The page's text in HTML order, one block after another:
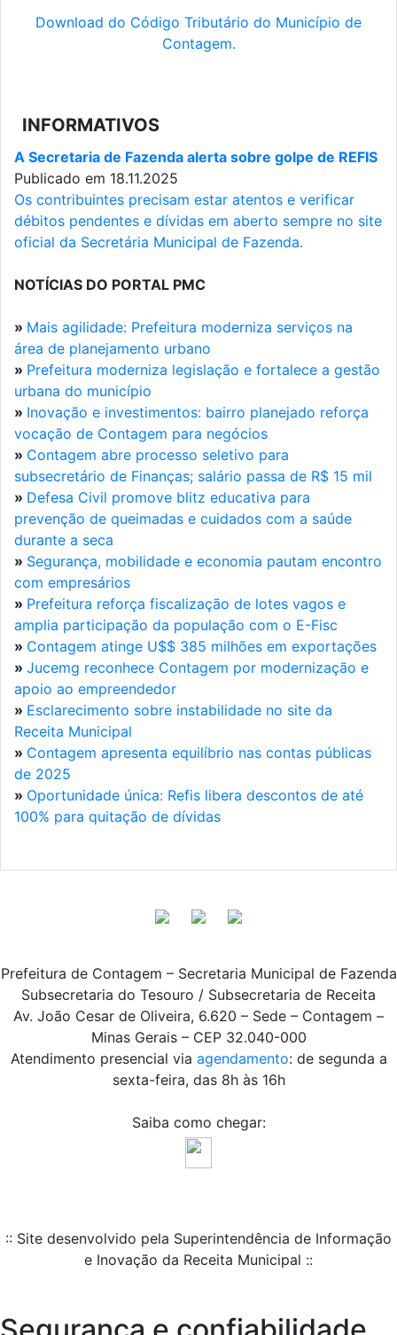
Download do Código Tributário do Município de
Contagem.
INFORMATIVOS
A Secretaria de Fazenda alerta sobre golpe de REFIS
Publicado em 18.11.2025
Os contribuintes precisam estar atentos e verificar
débitos pendentes e dívidas em aberto sempre no site
oficial da Secretária Municipal de Fazenda.
NOTÍCIAS DO PORTAL PMC
» Mais agilidade: Prefeitura moderniza serviços na
área de planejamento urbano
» Prefeitura moderniza legislação e fortalece a gestão
urbana do município
» Inovação e investimentos: bairro planejado reforça
vocação de Contagem para negócios
» Contagem abre processo seletivo para
subsecretário de Finanças; salário passa de R$ 15 mil
» Defesa Civil promove blitz educativa para
prevenção de queimadas e cuidados com a saúde
durante a seca
» Segurança, mobilidade e economia pautam encontro
com empresários
» Prefeitura reforça fiscalização de lotes vagos e
amplia participação da população com o E-Fisc
» Contagem atinge U$$ 385 milhões em exportações
» Jucemg reconhece Contagem por modernização e
apoio ao empreendedor
» Esclarecimento sobre instabilidade no site da
Receita Municipal
» Contagem apresenta equilíbrio nas contas públicas
de 2025
» Oportunidade única: Refis libera descontos de até
100% para quitação de dívidas
Prefeitura de Contagem – Secretaria Municipal de Fazenda
Subsecretaria do Tesouro / Subsecretaria de Receita
Av. João Cesar de Oliveira, 6.620 – Sede – Contagem –
Minas Gerais – CEP 32.040-000
Atendimento presencial via agendamento: de segunda a
sexta-feira, das 8h às 16h
Saiba como chegar:
:: Site desenvolvido pela Superintendência de Informação
e Inovação da Receita Municipal ::